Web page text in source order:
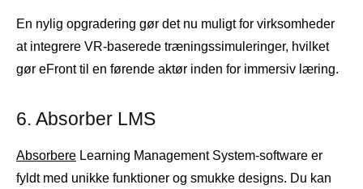
En nylig opgradering gør det nu muligt for virksomheder
at integrere VR-baserede træningssimuleringer, hvilket
gør eFront til en førende aktør inden for immersiv læring.
6. Absorber LMS
Absorbere Learning Management System-software er
fyldt med unikke funktioner og smukke designs. Du kan